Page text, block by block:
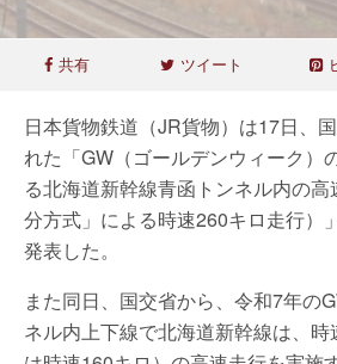
共有 ツイート
日本貨物鉄道（JR貨物）は17日、
れた「GW（ゴールデンウィーク）
る北海道新幹線青函トンネル内の
分方式」による時速260キロ走行）
発表した。
また同日、国交省から、令和7年の
ネル内上下線で北海道新幹線は、